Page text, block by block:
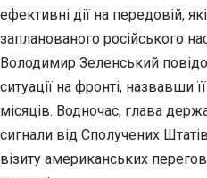
ефективні дії на передовій,
запланованого російського
Володимир Зеленський
ситуації на фронті, назвавши
місяців. Водночас, глава
сигнали від Сполучених
візиту американських